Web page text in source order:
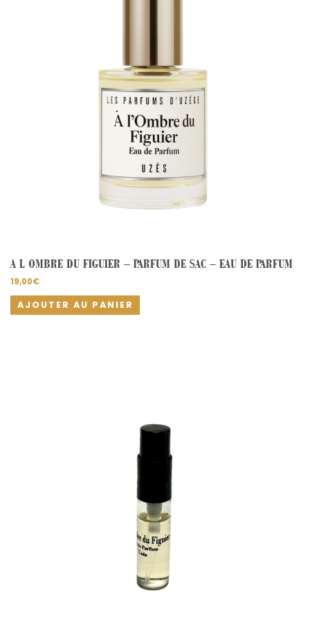
A L OMBRE DU FIGUIER – PARFUM DE SAC – EAU DE PARFUM
19,00€
AJOUTER AU PANIER